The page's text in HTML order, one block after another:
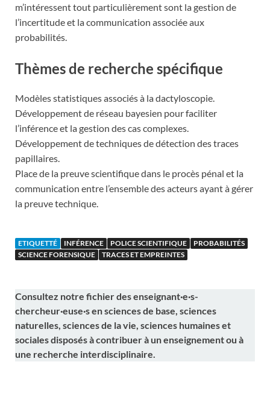
m’intéressent tout particulièrement sont la gestion de
l’incertitude et la communication associée aux
probabilités.
Thèmes de recherche spécifique
Modèles statistiques associés à la dactyloscopie.
Développement de réseau bayesien pour faciliter
l’inférence et la gestion des cas complexes.
Développement de techniques de détection des traces
papillaires.
Place de la preuve scientifique dans le procès pénal et la
communication entre l’ensemble des acteurs ayant à gérer
la preuve technique.
ETIQUETTÉ INFÉRENCE POLICE SCIENTIFIQUE
PROBABILITÉS
SCIENCE FORENSIQUE
TRACES ET EMPREINTES
Consultez notre fichier des enseignant·e·s-
chercheur·euse·s en sciences de base, sciences
naturelles, sciences de la vie, sciences humaines et
sociales disposés à contribuer à un enseignement ou à
une recherche interdisciplinaire.